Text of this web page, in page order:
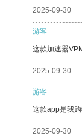
2025-09-30
游客
这款加速器
2025-09-30
游客
这款app是我
2025-09-30